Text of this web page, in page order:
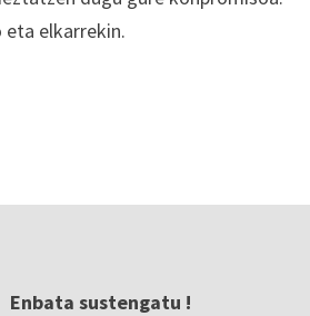
elkarrekin.
Enbata sustengatu !